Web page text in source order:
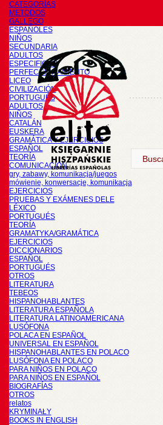
CATEGORÍAS
METODOS
GALLEGO
ESPAÑOLES
NIÑOS
SECUNDARIA
ADULTOS
ESPECIFICOS
PERFECCIONAMIENTO
LICEO
CIVILIZACIÓN
PORTUGUÉS
ADULTOS
NIÑOS
CATALÁN
EUSKERA
GRAMÁTICA Y EJERCICIOS
ESPAÑOL
TEORÍA
COMUNICACIÓN
gry, zabawy, komunikacja/juegos
mówienie, konwersacje, komunikacja
EJERCICIOS
PRUEBAS Y EXÁMENES DELE
LÉXICO
PORTUGUÉS
TEORÍA
GRAMATYKA/GRAMÁTICA
EJERCICIOS
DICCIONARIOS
ESPAÑOL
PORTUGUÉS
OTROS
LITERATURA
TEBEOS
HISPANOHABLANTES
LITERATURA ESPAÑOLA
LITERATURA LATINOAMERICANA
LUSÓFONA
POLACA EN ESPAÑOL
UNIVERSAL EN ESPAÑOL
HISPANOHABLANTES EN POLACO
LUSÓFONA EN POLACO
PARA NIÑOS EN POLACO
PARA NIÑOS EN ESPAÑOL
BIOGRAFÍAS
OTROS
relatos
KRYMINAŁY
BOOKS IN ENGLISH